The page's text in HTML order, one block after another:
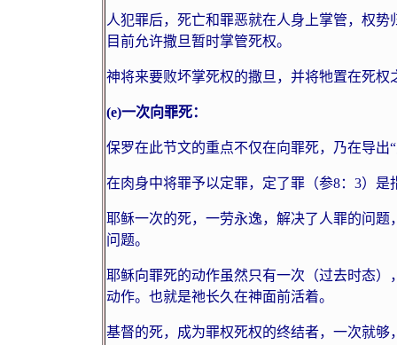
人犯罪后，死亡和罪恶就在人身上掌管，权
目前允许撒旦暂时掌管死权。
神将来要败坏掌死权的撒旦，并将牠置在死
(e)一次向罪死：
保罗在此节文的重点不仅在向罪死，乃在导出
在肉身中将罪予以定罪，定了罪（参8： 3）是
耶稣一次的死，一劳永逸，解决了人罪的问
问题。
耶稣向罪死的动作虽然只有一次（过去时态
动作。也就是祂长久在神面前活着。
基督的死，成为罪权死权的终结者，一次就够